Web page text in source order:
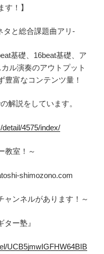
す！】
タと総合課題曲アリ-
基礎、16beat基礎、ア
ル演奏のアウトプット
豊富なコンテンツ量！
解説をしています。
4575/index/
教室！～
shimozono.com
ャンネルがあります！～
ター塾』
UCB5jmwIGFHW64BIB